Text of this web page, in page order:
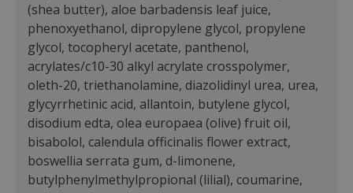
(shea butter), aloe barbadensis leaf juice,
phenoxyethanol, dipropylene glycol, propylene
glycol, tocopheryl acetate, panthenol,
acrylates/c10-30 alkyl acrylate crosspolymer,
oleth-20, triethanolamine, diazolidinyl urea, urea,
glycyrrhetinic acid, allantoin, butylene glycol,
disodium edta, olea europaea (olive) fruit oil,
bisabolol, calendula officinalis flower extract,
boswellia serrata gum, d-limonene,
butylphenylmethylpropional (lilial), coumarine,